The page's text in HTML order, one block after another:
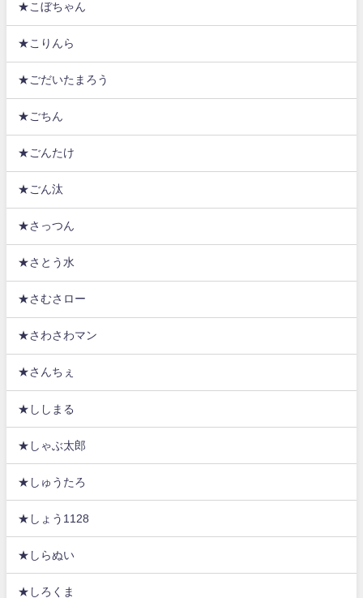
★こぼちゃん
★こりんら
★ごだいたまろう
★ごちん
★ごんたけ
★ごん汰
★さっつん
★さとう水
★さむさロー
★さわさわマン
★さんちぇ
★ししまる
★しゃぶ太郎
★しゅうたろ
★しょう1128
★しらぬい
★しろくま